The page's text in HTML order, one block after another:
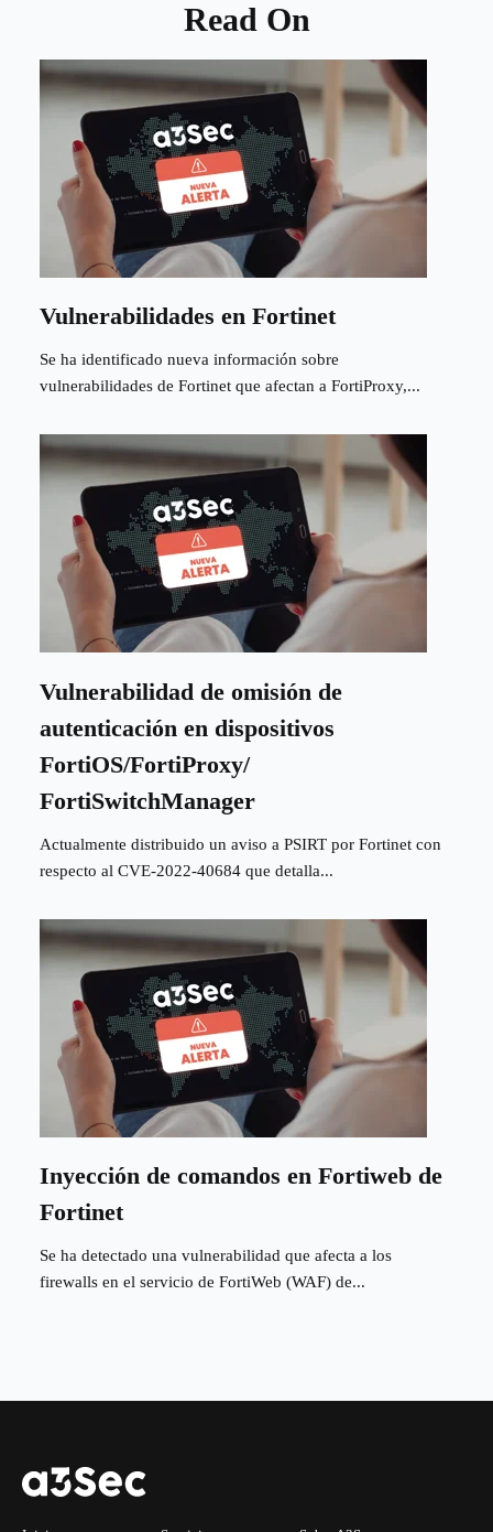
Read On
Vulnerabilidades en Fortinet
Se ha identificado nueva información sobre
vulnerabilidades de Fortinet que afectan a FortiProxy,...
Vulnerabilidad de omisión de
autenticación en dispositivos
FortiOS/FortiProxy/
FortiSwitchManager
Actualmente distribuido un aviso a PSIRT por Fortinet con
respecto al CVE-2022-40684 que detalla...
Inyección de comandos en Fortiweb de
Fortinet
Se ha detectado una vulnerabilidad que afecta a los
firewalls en el servicio de FortiWeb (WAF) de...